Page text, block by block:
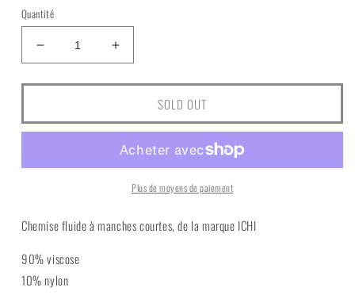
Quantité
Réduire
la
quantité
Chemise
fluide
Augmenter
la
quantité
Chemise
fluide
ICHI
SOLD OUT
Plus de moyens de paiement
Chemise fluide à manches courtes, de la marque ICHI
90% viscose
10% nylon